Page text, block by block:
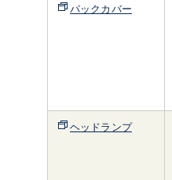
パックカバー
ヘッドランプ